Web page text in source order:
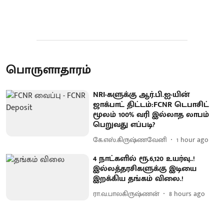
பொருளாதாரம்
NRI-களுக்கு ஆர்.பி.ஐ-யின்
ஜாக்பாட் திட்டம்:FCNR டெபாசிட்
மூலம் 100% வரி இல்லாத லாபம்
பெறுவது எப்படி?
கே.எஸ்.கிருஷ்ணவேனி 1 hour ago
4 நாட்களில் ரூ.6,120 உயர்வு..!
இல்லத்தரசிகளுக்கு இடியை
இறக்கிய தங்கம் விலை.!
ரா.வ.பாலகிருஷ்ணன் 8 hours ago